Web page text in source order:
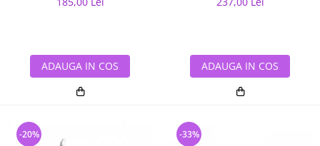
ADAUGA IN COS ADAUGA IN COS
-20% -33%